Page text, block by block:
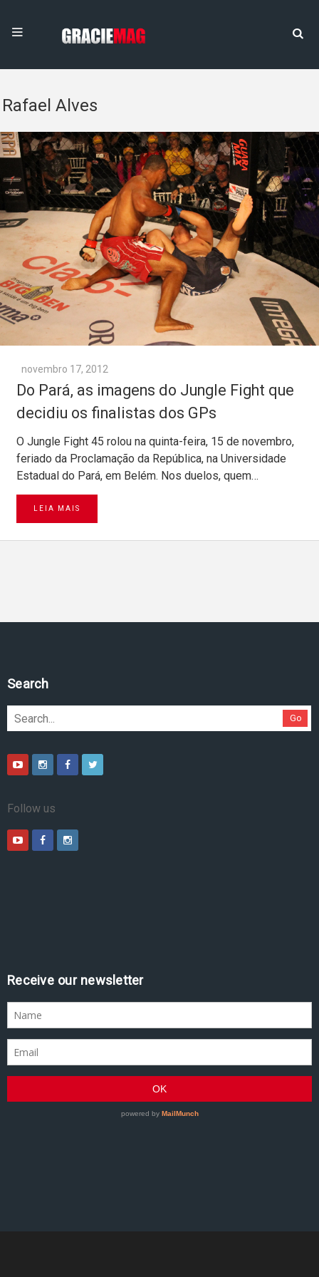
Rafael Alves
novembro 17, 2012
Do Pará, as imagens do Jungle Fight que
decidiu os finalistas dos GPs
O Jungle Fight 45 rolou na quinta-feira, 15 de novembro,
feriado da Proclamação da República, na Universidade
Estadual do Pará, em Belém. Nos duelos, quem…
LEIA MAIS
Search
Go
Follow us
Receive our newsletter